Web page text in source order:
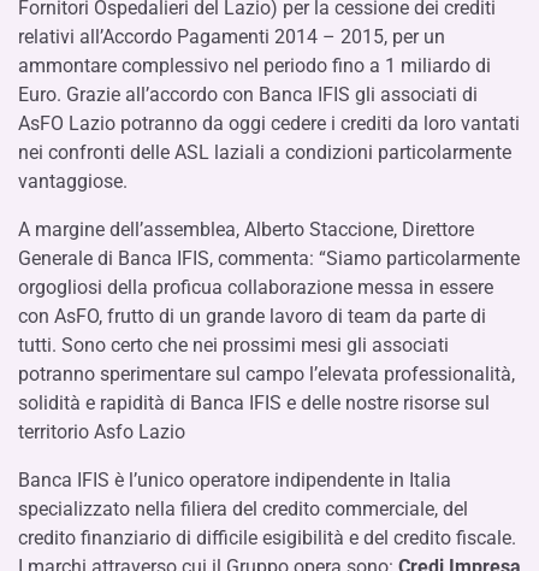
Fornitori Ospedalieri del Lazio) per la cessione dei crediti
relativi all’Accordo Pagamenti 2014 – 2015, per un
ammontare complessivo nel periodo fino a 1 miliardo di
Euro. Grazie all’accordo con Banca IFIS gli associati di
AsFO Lazio potranno da oggi cedere i crediti da loro vantati
nei confronti delle ASL laziali a condizioni particolarmente
vantaggiose.
A margine dell’assemblea, Alberto Staccione, Direttore
Generale di Banca IFIS, commenta: “Siamo particolarmente
orgogliosi della proficua collaborazione messa in essere
con AsFO, frutto di un grande lavoro di team da parte di
tutti. Sono certo che nei prossimi mesi gli associati
potranno sperimentare sul campo l’elevata professionalità,
solidità e rapidità di Banca IFIS e delle nostre risorse sul
territorio Asfo Lazio
Banca IFIS è l’unico operatore indipendente in Italia
specializzato nella filiera del credito commerciale, del
credito finanziario di difficile esigibilità e del credito fiscale.
I marchi attraverso cui il Gruppo opera sono: Credi Impresa